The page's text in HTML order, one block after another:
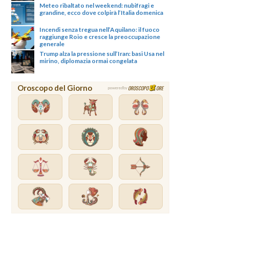
Meteo ribaltato nel weekend: nubifragi e
grandine, ecco dove colpirà l’Italia domenica
Incendi senza tregua nell’Aquilano: il fuoco
raggiunge Roio e cresce la preoccupazione
generale
Trump alza la pressione sull’Iran: basi Usa nel
mirino, diplomazia ormai congelata
Oroscopo del Giorno powered by OROSCOPO ORE